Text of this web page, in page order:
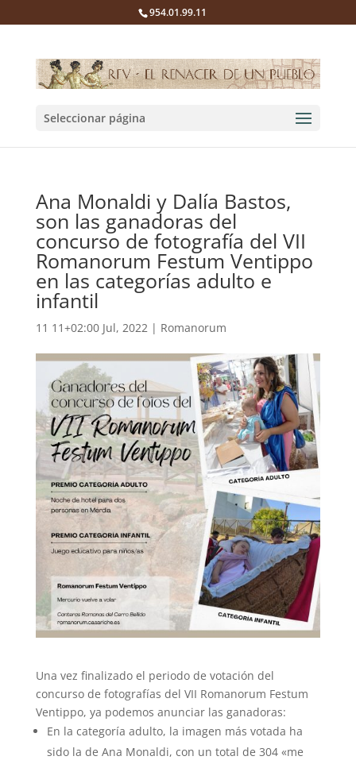
954.01.99.11
Seleccionar página
Ana Monaldi y Dalía Bastos,
son las ganadoras del
concurso de fotografía del VII
Romanorum Festum Ventippo
en las categorías adulto e
infantil
11 11+02:00 Jul, 2022| Romanorum
Una vez finalizado el periodo de votación del
concurso de fotografías del VII Romanorum Festum
Ventippo, ya podemos anunciar las ganadoras:
En la categoría adulto, la imagen más votada ha
sido la de Ana Monaldi, con un total de 304 «me